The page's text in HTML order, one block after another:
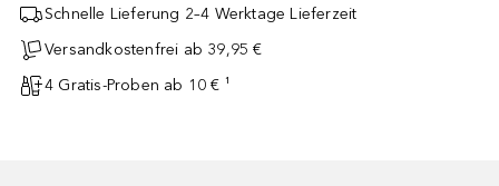
Schnelle Lieferung 2–4 Werktage Lieferzeit
Versandkostenfrei ab 39,95 €
4 Gratis-Proben ab 10 € ¹